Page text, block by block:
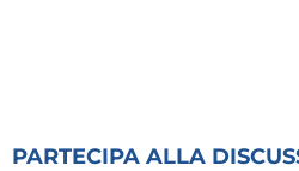
PARTECIPA ALLA